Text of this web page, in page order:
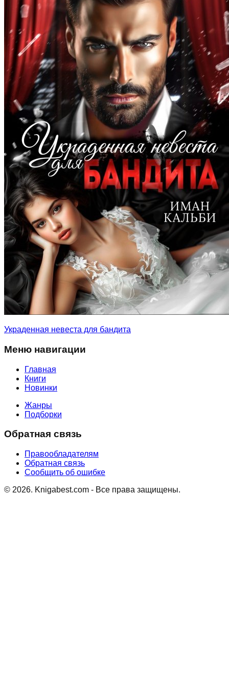
Украденная невеста для бандита
Меню навигации
Главная
Книги
Новинки
Жанры
Подборки
Обратная связь
Правообладателям
Обратная связь
Сообщить об ошибке
© 2026. Knigabest.com - Все права защищены.